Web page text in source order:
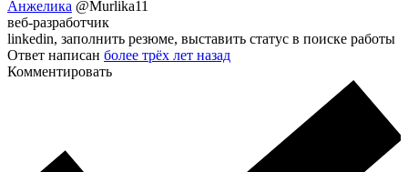
Анжелика @Murlika11
веб-разработчик
linkedin, заполнить резюме, выставить статус в поиске работы
Ответ написан более трёх лет назад
Комментировать